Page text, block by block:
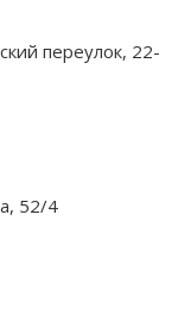
переулок, 22-
52/4